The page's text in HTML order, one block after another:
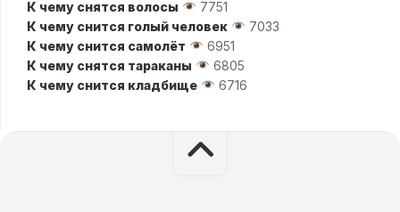
К чему снятся волосы
7751
К чему снится голый человек
7033
К чему снится самолёт
6951
К чему снятся тараканы
6805
К чему снится кладбище
6716